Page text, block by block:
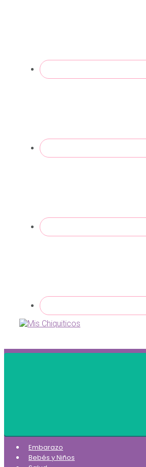
Embarazo
Bebés y Niños